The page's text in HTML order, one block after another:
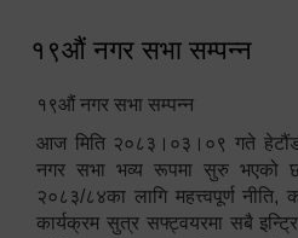
१९औं नगर सभा सम्पन्न
१९औं नगर सभा सम्पन्न
आज मिति २०८३।०३।०९ गते
नगर सभा भव्य रूपमा सुरु भएको
२०८३/८४का लागि महत्त्वपूर्ण
कार्यक्रम सुत्र सफ्ट्वयरमा सबै